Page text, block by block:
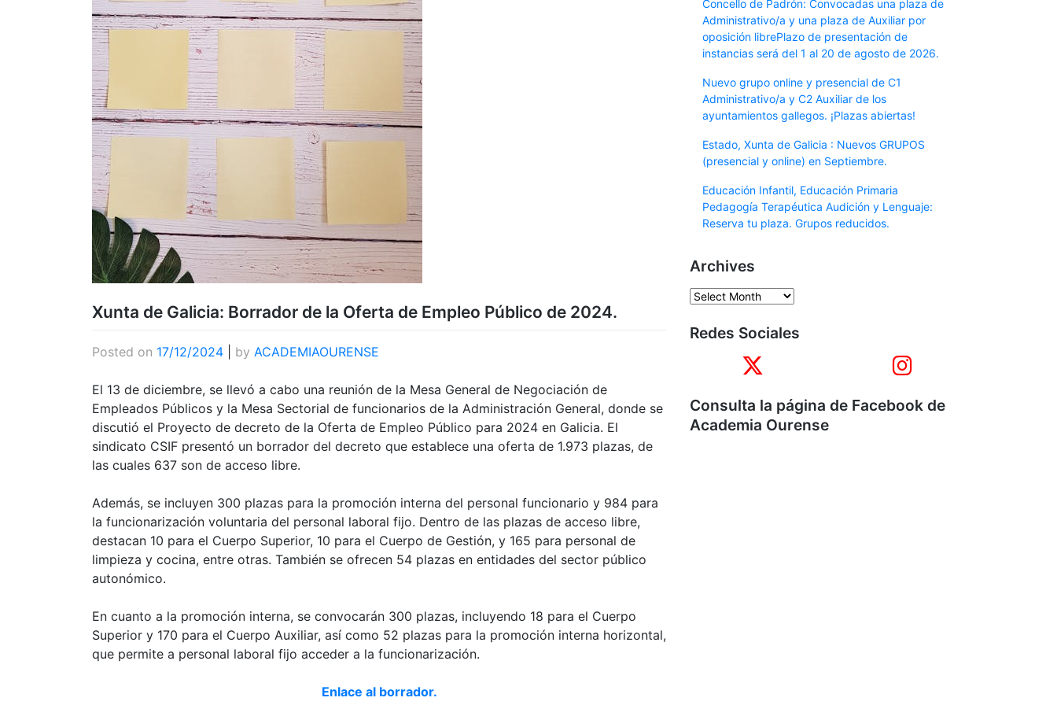
Xunta de Galicia: Borrador de la Oferta de Empleo Público de 2024.
Posted on 17/12/2024 by ACADEMIAOURENSE
El 13 de diciembre, se llevó a cabo una reunión de la Mesa General de Negociación de
Empleados Públicos y la Mesa Sectorial de funcionarios de la Administración General, donde se
discutió el Proyecto de decreto de la Oferta de Empleo Público para 2024 en Galicia. El
sindicato CSIF presentó un borrador del decreto que establece una oferta de 1.973 plazas, de
las cuales 637 son de acceso libre.
Además, se incluyen 300 plazas para la promoción interna del personal funcionario y 984 para
la funcionarización voluntaria del personal laboral fijo. Dentro de las plazas de acceso libre,
destacan 10 para el Cuerpo Superior, 10 para el Cuerpo de Gestión, y 165 para personal de
limpieza y cocina, entre otras. También se ofrecen 54 plazas en entidades del sector público
autonómico.
En cuanto a la promoción interna, se convocarán 300 plazas, incluyendo 18 para el Cuerpo
Superior y 170 para el Cuerpo Auxiliar, así como 52 plazas para la promoción interna horizontal,
que permite a personal laboral fijo acceder a la funcionarización.
Enlace al borrador.
Concello de Padrón: Convocadas una plaza de
Administrativo/a y una plaza de Auxiliar por
oposición librePlazo de presentación de
instancias será del 1 al 20 de agosto de 2026.
Nuevo grupo online y presencial de C1
Administrativo/a y C2 Auxiliar de los
ayuntamientos gallegos. ¡Plazas abiertas!
Estado, Xunta de Galicia : Nuevos GRUPOS
(presencial y online) en Septiembre.
Educación Infantil, Educación Primaria
Pedagogía Terapéutica Audición y Lenguaje:
Reserva tu plaza. Grupos reducidos.
Archives
Archives
Redes Sociales
Consulta la página de Facebook de
Academia Ourense